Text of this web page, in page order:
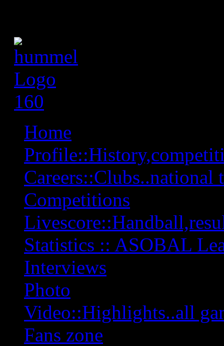
Home
Careers::Clubs..national
Competitions
Statistics :: ASOBAL
Interviews
Photo
Video::Highlights..all
Fans zone